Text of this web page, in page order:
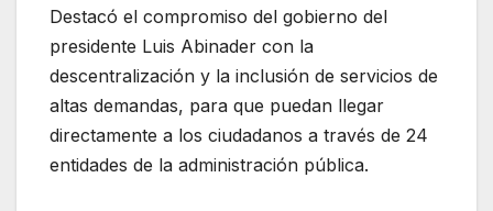
Destacó el compromiso del gobierno del
presidente Luis Abinader con la
descentralización y la inclusión de servicios de
altas demandas, para que puedan llegar
directamente a los ciudadanos a través de 24
entidades de la administración pública.